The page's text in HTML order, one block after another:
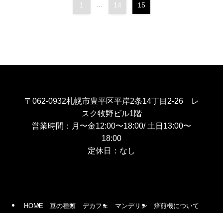
1 ... 14 15
〒062-0932札幌市豊平区平岸2条14丁目2-26 レ
スク牧野ビル1階
営業時間：月〜金12:00〜18:00/ 土日13:00〜
18:00
定休日：なし
HOME 豆の種類 デカフェ マンデリン 焙煎機について